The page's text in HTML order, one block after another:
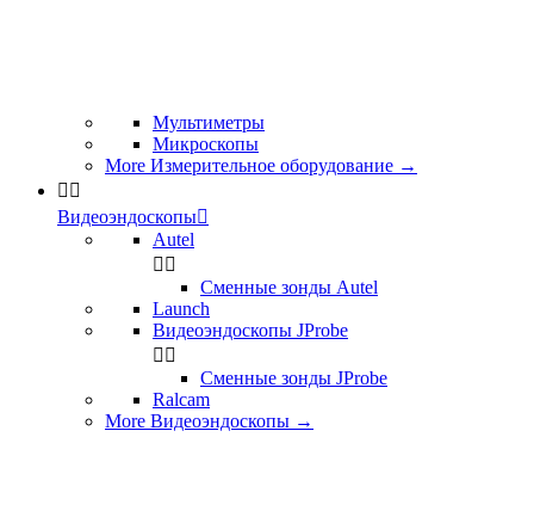
Мультиметры
Микроскопы
More Измерительное оборудование →
 
Видеоэндоскопы
Autel
 
Сменные зонды Autel
Launch
Видеоэндоскопы JProbe
 
Сменные зонды JProbe
Ralcam
More Видеоэндоскопы →